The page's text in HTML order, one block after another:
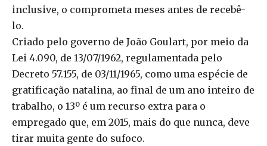
inclusive, o comprometa meses antes de recebê-
lo.
Criado pelo governo de João Goulart, por meio da
Lei 4.090, de 13/07/1962, regulamentada pelo
Decreto 57.155, de 03/11/1965, como uma espécie de
gratificação natalina, ao final de um ano inteiro de
trabalho, o 13º é um recurso extra para o
empregado que, em 2015, mais do que nunca, deve
tirar muita gente do sufoco.